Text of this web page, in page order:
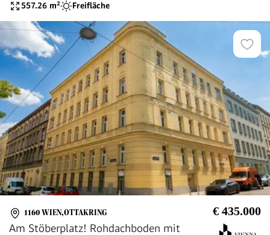
557.26 m² Freifläche
1160 WIEN,OTTAKRING € 435.000
Am Stöberplatz! Rohdachboden mit